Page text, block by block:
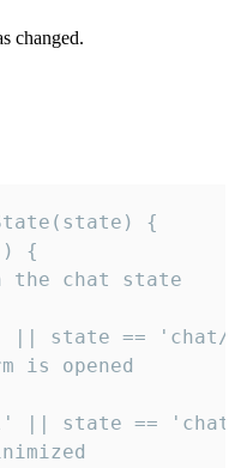
changed.
{
{
the chat state
|| state ==
is opened
|| state ==